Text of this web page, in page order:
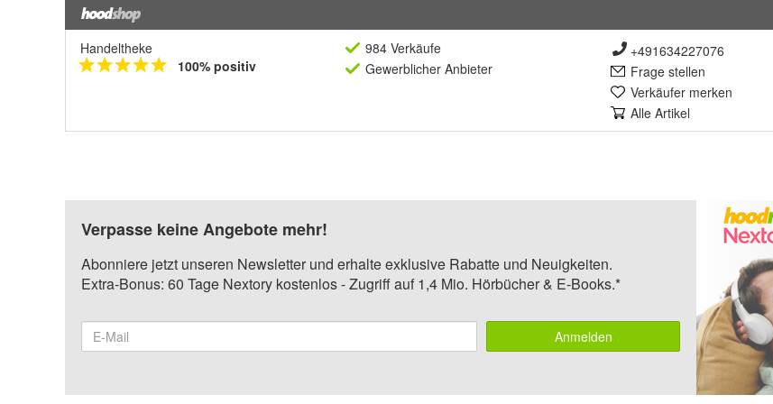
Handeltheke
100% positiv
984 Verkäufe
Gewerblicher Anbieter
+491634227076
Frage stellen
Verkäufer merken
Alle Artikel
Verpasse keine Angebote mehr!
Abonniere jetzt unseren Newsletter und erhalte exklusive Rabatte und Neuigkeiten.
Extra-Bonus: 60 Tage Nextory kostenlos - Zugriff auf 1,4 Mio. Hörbücher & E-Books.*
Anmelden